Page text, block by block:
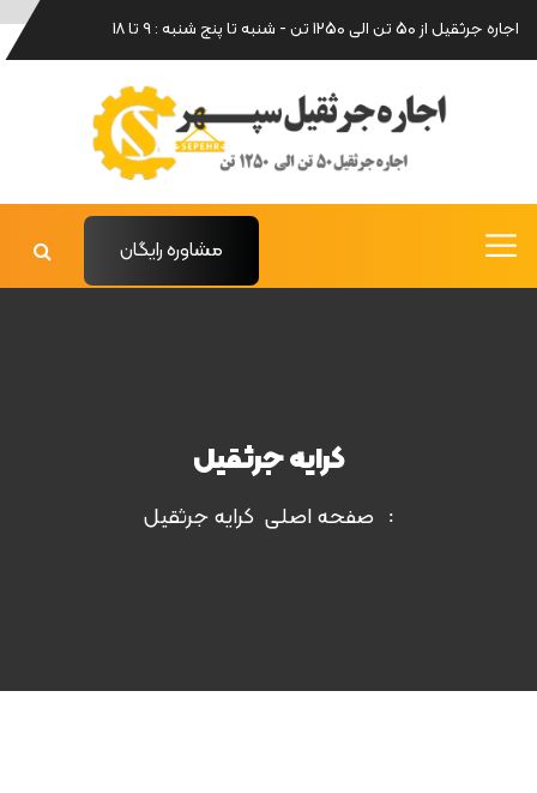
اجاره جرثقیل از 50 تن الی 1250 تن - شنبه تا پنج شنبه : 9 تا 18
مشاوره رایگان
کرايه جرثقيل
صفحه اصلی کرايه جرثقيل